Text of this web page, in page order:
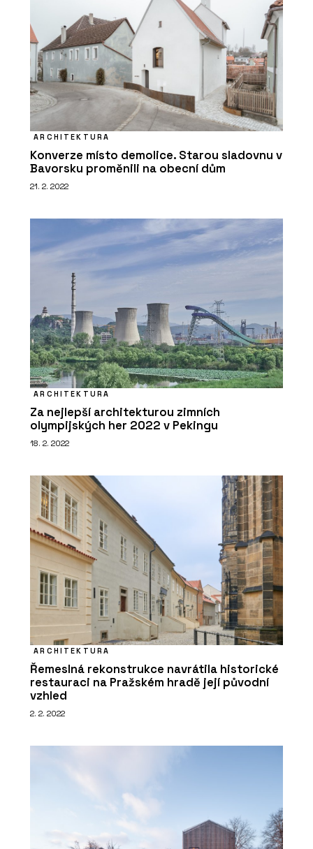
ARCHITEKTURA
Konverze místo demolice. Starou sladovnu v
Bavorsku proměnili na obecní dům
21. 2. 2022
ARCHITEKTURA
Za nejlepší architekturou zimních
olympijských her 2022 v Pekingu
18. 2. 2022
ARCHITEKTURA
Řemeslná rekonstrukce navrátila historické
restauraci na Pražském hradě její původní
vzhled
2. 2. 2022